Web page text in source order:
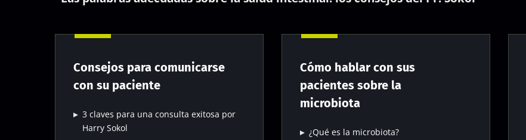
Consejos para comunicarse
con su paciente
3 claves para una consulta exitosa por
Harry Sokol
Cómo hablar con sus
pacientes sobre la
microbiota
¿Qué es la microbiota?